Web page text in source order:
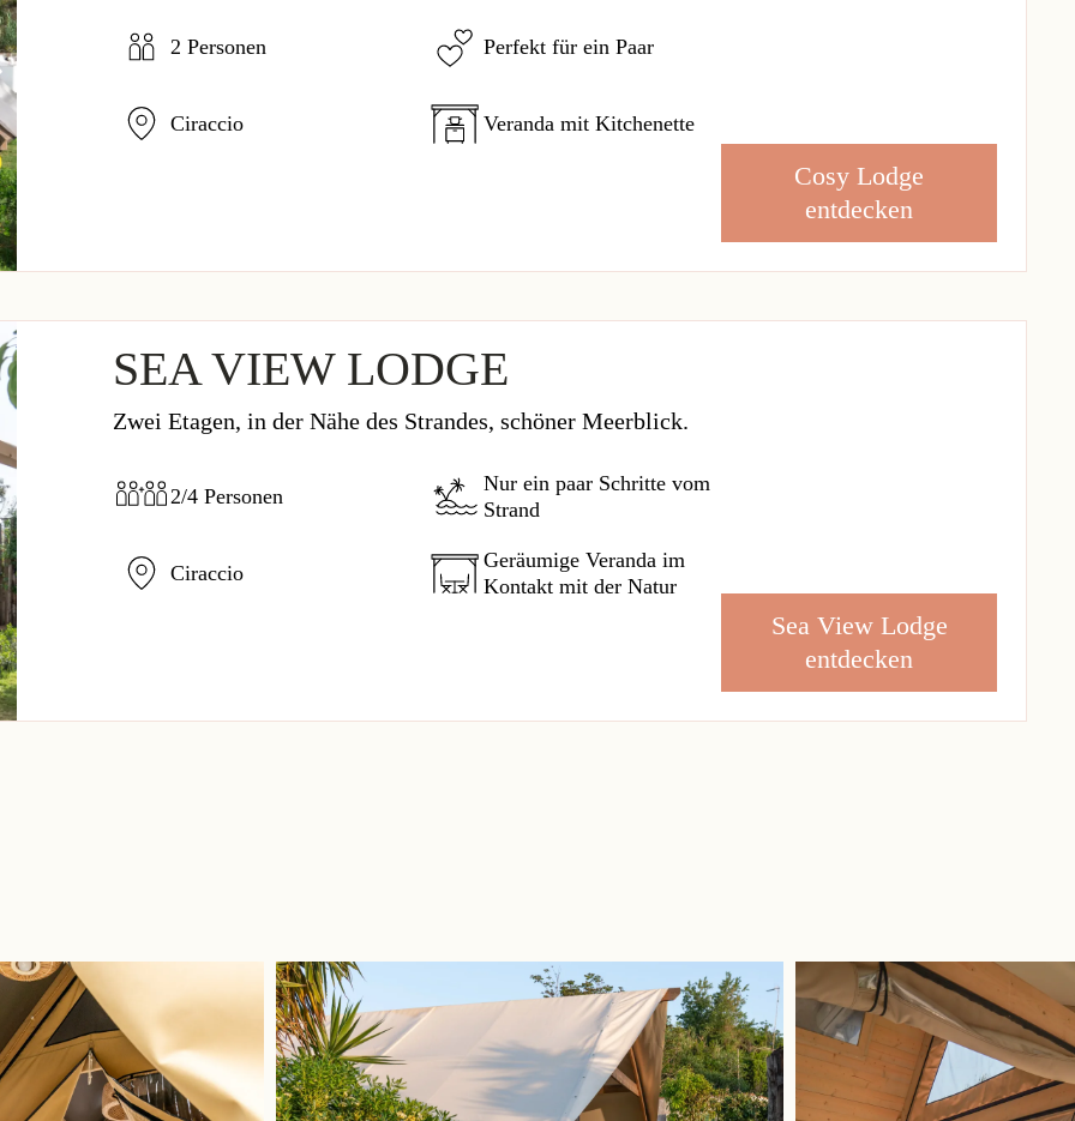
2 Personen
Ciraccio
Perfekt für ein Paar
Veranda mit Kitchenette
Cosy Lodge
entdecken
SEA VIEW LODGE
Zwei Etagen, in der Nähe des Strandes, schöner Meerblick.
2/4 Personen
Ciraccio
Nur ein paar Schritte vom
Strand
Geräumige Veranda im
Kontakt mit der Natur
Sea View Lodge
entdecken